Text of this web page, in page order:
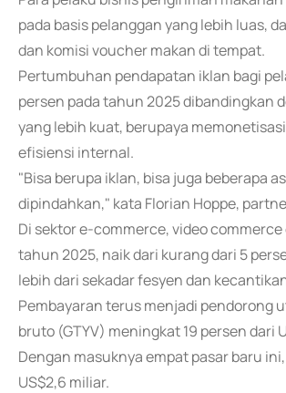
pada basis pelanggan yang lebih luas,
dan komisi voucher makan di tempat.
Pertumbuhan pendapatan iklan bagi
persen pada tahun 2025 dibandingkan
yang lebih kuat, berupaya
efisiensi internal.
"Bisa berupa iklan, bisa juga beberapa
dipindahkan," kata Florian Hoppe,
Di sektor e-commerce, video
tahun 2025, naik dari kurang dari 5
lebih dari sekadar fesyen dan
Pembayaran terus menjadi pendorong
bruto (GTYV) meningkat 19 persen dari
Dengan masuknya empat pasar baru
US$2,6 miliar.